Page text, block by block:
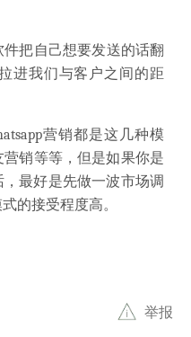
件把自己想要发送的话翻
进我们与客户之间的距
营销都是这几种模
销等等，但是如果你是
最好是先做一波市场调
的接受程度高。
举报